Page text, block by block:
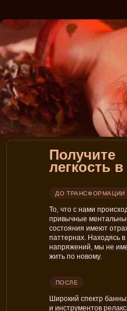
и
Получите
легкость в
То, что с нами
привычные
состояния имеют
паттернах. Находясь
напряжений, мы не
жить по новому.
ДО ТРАНСФОРМАЦИИ
Широкий спектр
и инструментов
ПОСЛЕ